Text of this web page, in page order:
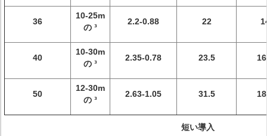
36
10-25m
の ³
2.2-0.88 22
40
10-30m
の ³
2.35-0.78 23.5
50
12-30m
の ³
2.63-1.05 31.5
短い導入